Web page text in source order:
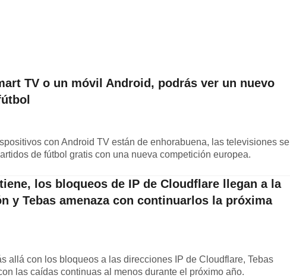
TV o un móvil Android, podrás ver un nuevo
con Android TV están de enhorabuena, las televisiones se
de fútbol gratis con una nueva competición europea.
los bloqueos de IP de Cloudflare llegan a la
y Tebas amenaza con continuarlos la próxima
allá con los bloqueos a las direcciones IP de Cloudflare, Tebas
las caídas continuas al menos durante el próximo año.